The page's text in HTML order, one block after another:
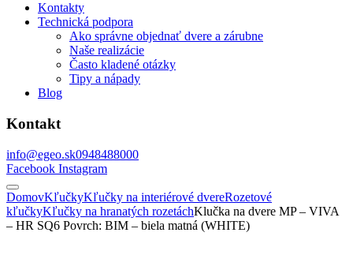
Kontakty
Technická podpora
Ako správne objednať dvere a zárubne
Naše realizácie
Často kladené otázky
Tipy a nápady
Blog
Kontakt
info@egeo.sk0948488000
Facebook Instagram
DomovKľučkyKľučky na interiérové dvereRozetové
kľučkyKľučky na hranatých rozetáchKlučka na dvere MP – VIVA
– HR SQ6 Povrch: BIM – biela matná (WHITE)